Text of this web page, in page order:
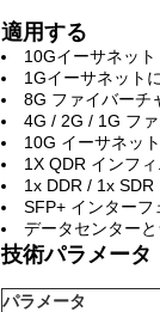
適用する
10Gイーサネット
1Gイーサネット
8G ファイバーチ
4G / 2G / 1G フ
10G イーサネッ
1X QDR インフ
1x DDR / 1x
SFP+ インター
データセンター
技術パラメータ
パラメータ